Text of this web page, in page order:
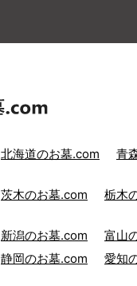
北海道のお墓.com 青
茨木のお墓.com 栃木
新潟のお墓.com 富山
静岡のお墓.com
愛知